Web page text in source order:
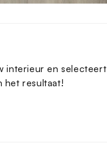
interieur en selecteert
het resultaat!